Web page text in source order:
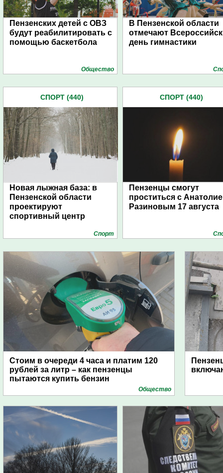
Пензенских детей с ОВЗ
будут реабилитировать с
помощью баскетбола
Общество
В Пензенской области
отмечают
день гимнастики
СПОРТ (440)
Новая лыжная база: в
Пензенской области
проектируют
спортивный центр
Спорт
СПОРТ (440)
Пензенцы смогут
проститься с
Разиновым 17 августа
Стоим в очереди 4 часа и платим 120
рублей за литр – как пензенцы
пытаются купить бензин
Общество